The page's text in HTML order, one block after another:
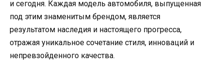
и сегодня. Каждая модель автомобиля, выпущенная
под этим знаменитым брендом, является
результатом наследия и настоящего прогресса,
отражая уникальное сочетание стиля, инноваций и
непревзойденного качества.